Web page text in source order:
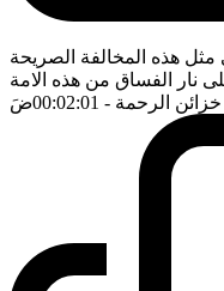
مثل هذه المخالفة الصريحة
نار الفساق من هذه الامة
الرحمة - 00:02:01 ضَ